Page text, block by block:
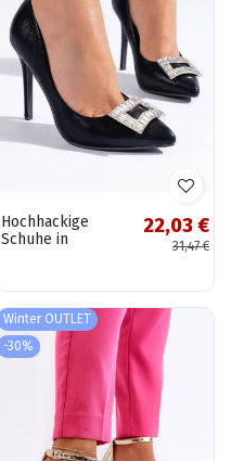
Hochhackige
Schuhe in
22,03 €
31,47 €
Winter OUTLET
-30%